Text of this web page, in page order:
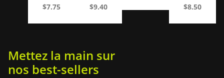
$7.75 $9.40 $8.50
Mettez la main sur
nos best-sellers